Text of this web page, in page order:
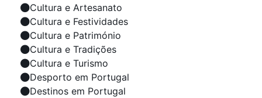
Cultura e Artesanato
Cultura e Festividades
Cultura e Património
Cultura e Tradições
Cultura e Turismo
Desporto em Portugal
Destinos em Portugal